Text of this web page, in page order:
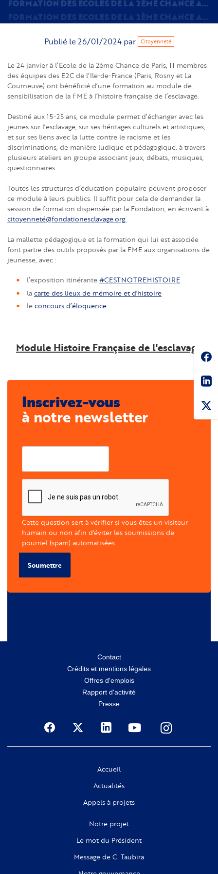
FORMATION DES ECOLES DE LA 2ÈME CHANCE AU MODULE DE LA FME SUR L’HISTOIRE FRANÇAISE DE L’ESCLAVAGE
FORMATION DES ECOLES DE LA 2ÈME CHANCE AU MODULE DE LA FME SUR L’HISTOIRE FRANÇAISE DE L’ESCLAVAGE
Publié le26/01/2024 par Citoyenneté
Le 24 janvier à l’Ecole de la 2ème Chance de Paris, 11 membres
des équipes des E2C de l’Ile-de-France (Paris, Rosny et La
Courneuve) ont bénéficié d’une formation au module de
sensibilisation de la FME à l’histoire française de l’esclavage.
Destiné aux 15-25 ans, ce module permet d’échanger avec les
jeunes sur l’esclavage, sur ses héritages culturels et artistiques,
et sur ses liens avec la lutte contre le racisme et les
discriminations, de manière ludique et pédagogique, à travers
plusieurs ateliers en groupe associant jeux, débats, musiques,
questionnaires...
Toutes les structures d’éducation populaire peuvent proposer
ce module à leurs publics. Il suffit pour cela de demander la
session de formation dispensée par la Fondation, en écrivant à
citoyenneté@fondationesclavage.org.
La mallette pédagogique et la formation qui lui est associée
font partie des outils proposés par la FME aux organisations de
jeunesse, avec :
l’exposition itinérante #CESTNOTREHISTOIRE
la carte des lieux de mémoire et d'histoire
le concours d’éloquence
Module Histoire Française de l'esclavage
Inscrivez-vous
à notre newsletter
Cette question sert à vérifier si vous êtes un visiteur
humain ou non afin d'éviter les soumissions de
pourriel (spam) automatisées.
Soumettre
Contact
Crédits et mentions légales
Offres d'emplois
Rapport d'activité
Presse
Social
Accueil
Actualités
Appels à projets
Notre projet
Le mot du Président
Message de C. Taubira